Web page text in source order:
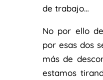
de trabajo…
No por ello
por esas dos
más de
estamos